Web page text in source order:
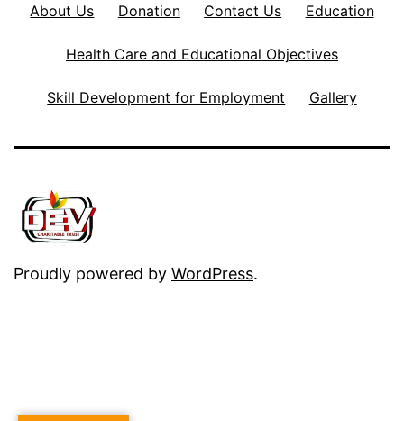
About Us Donation Contact Us Education
Health Care and Educational Objectives
Skill Development for Employment Gallery
Proudly powered by WordPress.